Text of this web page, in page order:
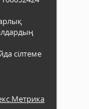
сілтеме